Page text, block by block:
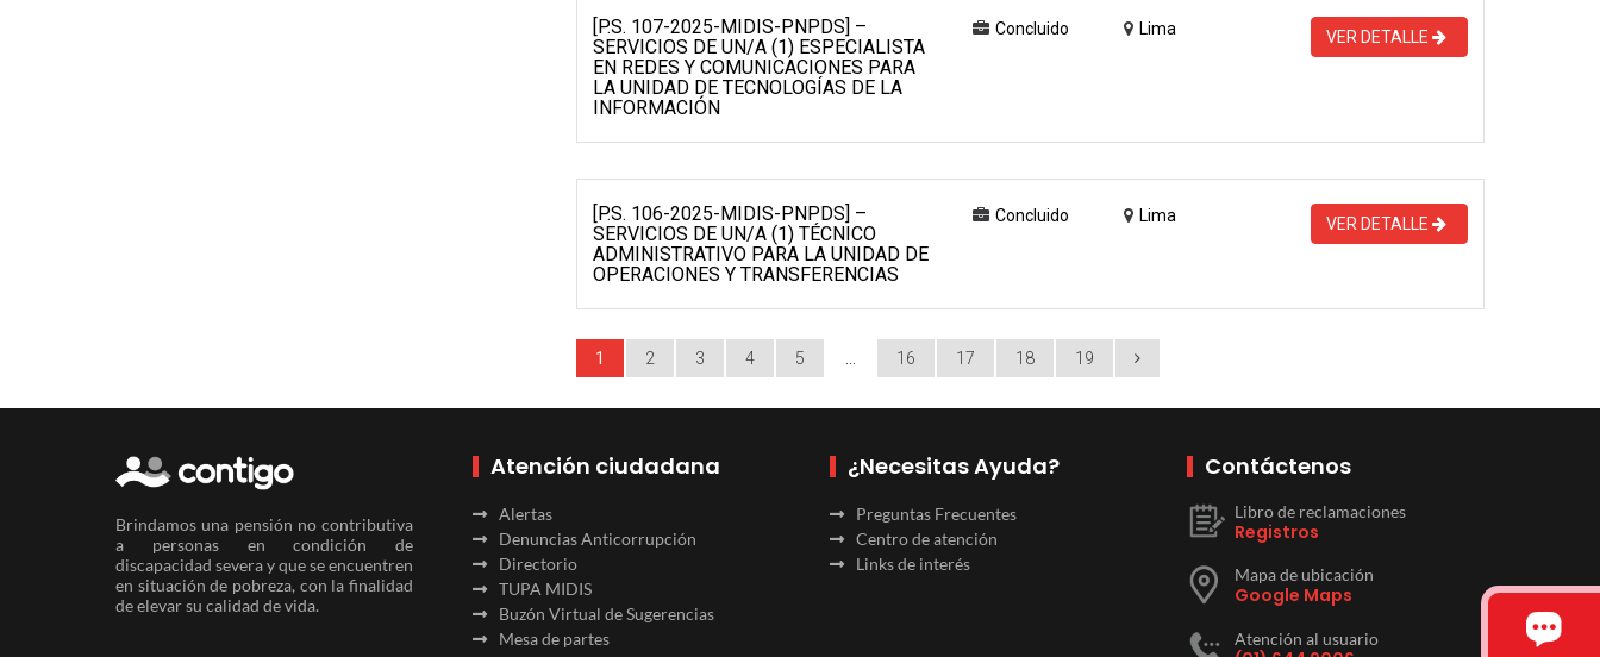
[P.S. 107-2025-MIDIS-PNPDS] –
SERVICIOS DE UN/A (1) ESPECIALISTA
EN REDES Y COMUNICACIONES PARA
LA UNIDAD DE TECNOLOGÍAS DE LA
INFORMACIÓN
Concluido Lima VER DETALLE
[P.S. 106-2025-MIDIS-PNPDS] –
SERVICIOS DE UN/A (1) TÉCNICO
ADMINISTRATIVO PARA LA UNIDAD DE
OPERACIONES Y TRANSFERENCIAS
Concluido Lima VER DETALLE
1 2 3 4 5 16 17 18 19
Brindamos una pensión no contributiva
a personas en condición de
discapacidad severa y que se encuentren
en situación de pobreza, con la finalidad
de elevar su calidad de vida.
Atención ciudadana
Alertas
Denuncias Anticorrupción
Directorio
TUPA MIDIS
Buzón Virtual de Sugerencias
Mesa de partes
¿Necesitas Ayuda?
Preguntas Frecuentes
Centro de atención
Links de interés
Contáctenos
Libro de reclamaciones
Registros
Mapa de ubicación
Google Maps
Atención al usuario